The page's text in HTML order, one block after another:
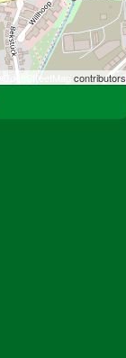
OpenStreetMap contributors